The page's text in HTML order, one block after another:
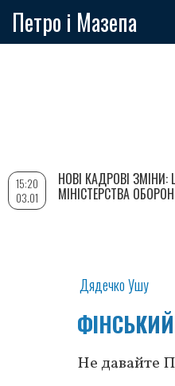
Петро і Мазепа
Дядечко Ушу
Не давайте
15:20
03.01
НОВІ КАДРОВІ
МІНІСТЕРСТВА